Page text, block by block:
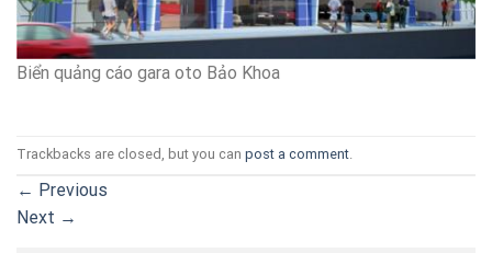
Biển quảng cáo gara oto Bảo Khoa
Trackbacks are closed, but you can post a comment
← Previous
Next →